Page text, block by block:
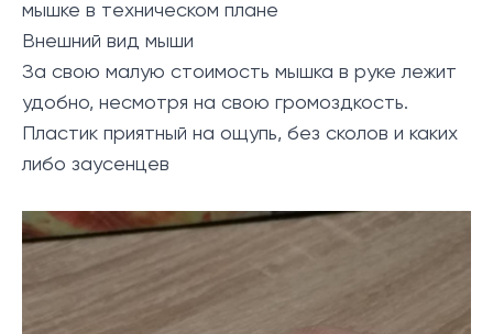
мышке в техническом плане
Внешний вид мыши
За свою малую стоимость мышка в руке лежит
удобно, несмотря на свою громоздкость.
Пластик приятный на ощупь, без сколов и каких
либо заусенцев